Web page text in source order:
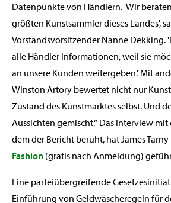
Datenpunkte von Händlern. 'Wir
größten Kunstsammler dieses Landes',
Vorstandsvorsitzender Nanne Dekking.
alle Händler Informationen, weil sie
an unsere Kunden weitergeben.' Mit
Winston Artory bewertet nicht nur
Zustand des Kunstmarktes selbst. Und
Aussichten gemischt.“ Das Interview mit
dem der Bericht beruht, hat James
Fashion (gratis nach Anmeldung)
Eine parteiübergreifende
Einführung von Geldwäscheregeln für